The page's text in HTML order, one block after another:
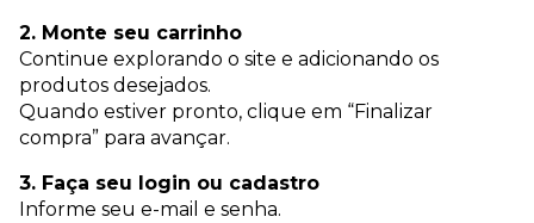
2. Monte seu carrinho
Continue explorando o site e adicionando os
produtos desejados.
Quando estiver pronto, clique em “Finalizar
compra” para avançar.
3. Faça seu login ou cadastro
Informe seu e-mail e senha.